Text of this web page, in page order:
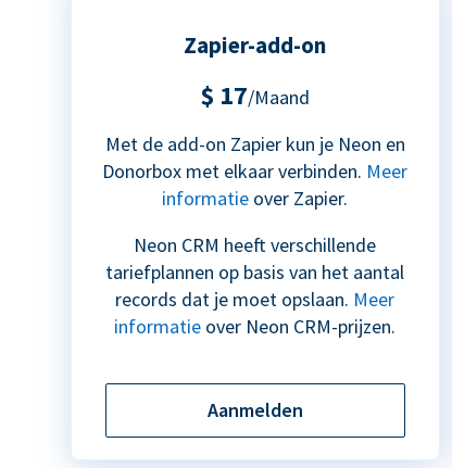
Zapier-add-on
$ 17/Maand
Met de add-on Zapier kun je Neon en
Donorbox met elkaar verbinden. Meer
informatie over Zapier.
Neon CRM heeft verschillende
tariefplannen op basis van het aantal
records dat je moet opslaan. Meer
informatie over Neon CRM-prijzen.
Aanmelden